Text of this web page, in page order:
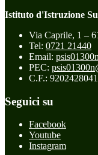
Istituto d'Istruzione
Via Caprile, 1 –
Tel: 0721 21440
Email:
PEC:
C.F.:
Seguici su
Facebook
Youtube
Instagram